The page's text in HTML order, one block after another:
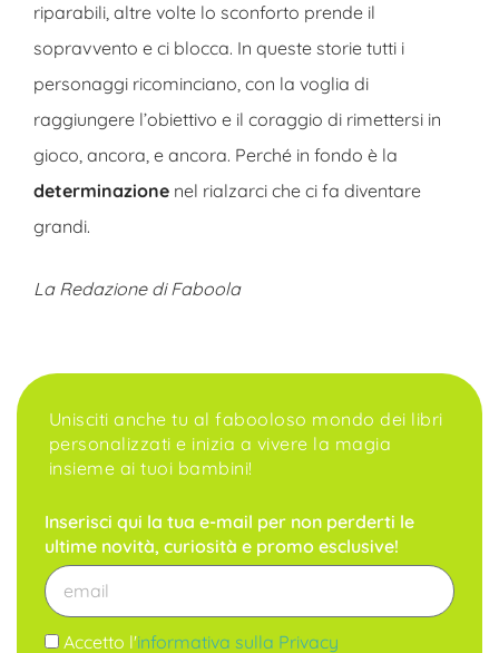
riparabili, altre volte lo sconforto prende il
sopravvento e ci blocca. In queste storie tutti i
personaggi ricominciano, con la voglia di
raggiungere l’obiettivo e il coraggio di rimettersi in
gioco, ancora, e ancora. Perché in fondo è la
determinazione nel rialzarci che ci fa diventare
grandi.
La Redazione di Faboola
Unisciti anche tu al fabooloso mondo dei libri
personalizzati e inizia a vivere la magia
insieme ai tuoi bambini!
Inserisci qui la tua e-mail per non perderti le
ultime novità, curiosità e promo esclusive!
Accetto l'informativa sulla Privacy